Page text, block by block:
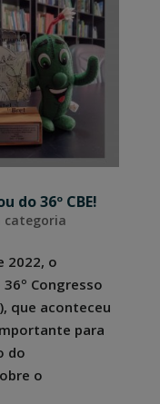
36º CBE!
categoria
2022, o
Congresso
que aconteceu
para
do
o